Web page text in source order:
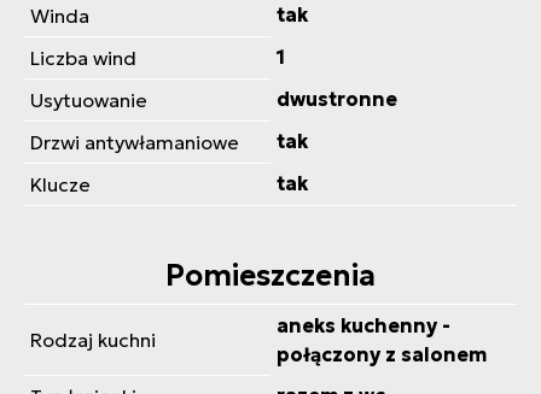
Winda
tak
Liczba wind
1
Usytuowanie
dwustronne
Drzwi antywłamaniowe
tak
Klucze
tak
Pomieszczenia
Rodzaj kuchni
aneks kuchenny -
połączony z salonem